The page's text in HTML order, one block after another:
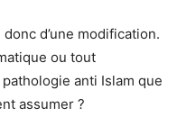
d’une modification.
ou tout
pathologie anti Islam que
assumer ?